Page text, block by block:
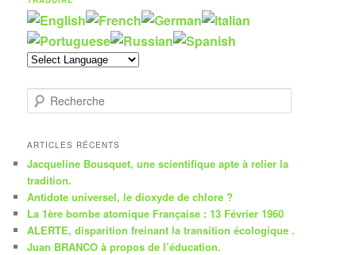
e
h
r
c
h
e
ARTICLES RÉCENTS
Jacqueline Bousquet, une scientifique apte à relier la
tradition.
Antidote universel, le dioxyde de chlore ?
La 1ère bombe atomique Française : 13 Février 1960
ALERTE, disparition freinant la transition écologique .
Juan BRANCO à propos de l’éducation.